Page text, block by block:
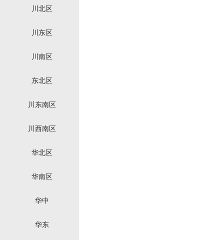
川北区
川东区
川南区
东北区
川东南区
川西南区
华北区
华南区
华中
华东